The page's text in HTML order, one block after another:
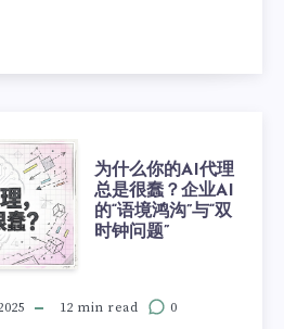
为什么你的AI代理
总是很蠢？企业AI
的“语境鸿沟”与“双
时钟问题”
12 min read 0